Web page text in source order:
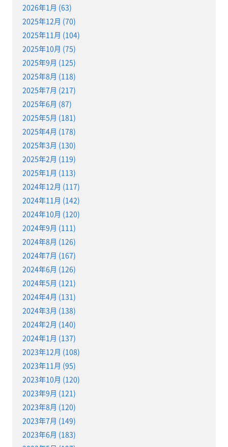
2026年1月 (63)
2025年12月 (70)
2025年11月 (104)
2025年10月 (75)
2025年9月 (125)
2025年8月 (118)
2025年7月 (217)
2025年6月 (87)
2025年5月 (181)
2025年4月 (178)
2025年3月 (130)
2025年2月 (119)
2025年1月 (113)
2024年12月 (117)
2024年11月 (142)
2024年10月 (120)
2024年9月 (111)
2024年8月 (126)
2024年7月 (167)
2024年6月 (126)
2024年5月 (121)
2024年4月 (131)
2024年3月 (138)
2024年2月 (140)
2024年1月 (137)
2023年12月 (108)
2023年11月 (95)
2023年10月 (120)
2023年9月 (121)
2023年8月 (120)
2023年7月 (149)
2023年6月 (183)